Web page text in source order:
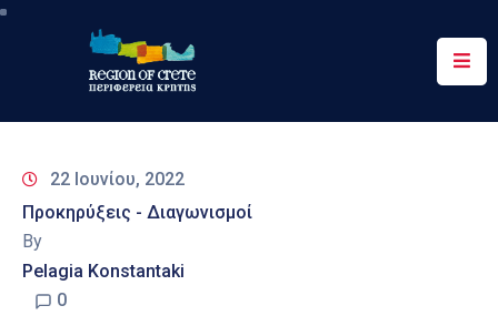
Περιφέρεια
&
Δράσεις
Ψηφιακές
22 Ιουνίου, 2022
Προκηρύξεις - Διαγωνισμοί
By
Pelagia Konstantaki
0